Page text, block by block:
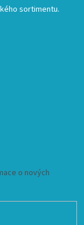
sortimentu.
o nových